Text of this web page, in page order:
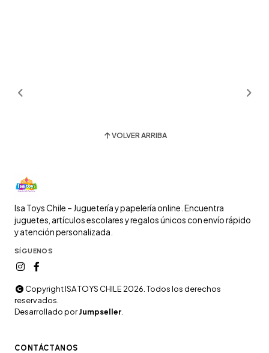
VOLVER ARRIBA
Isa Toys Chile – Juguetería y papelería online. Encuentra
juguetes, artículos escolares y regalos únicos con envío rápido
y atención personalizada.
SÍGUENOS
Copyright ISA TOYS CHILE 2026. Todos los derechos
reservados.
Desarrollado porJumpseller
CONTÁCTANOS